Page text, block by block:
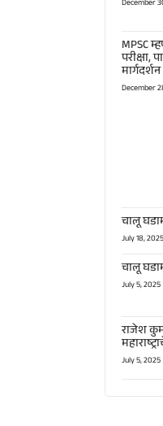
December
MPSC
परीक्षा,
December
चालू
July 18, 2025
चालू
July 5, 2025
राजेश
July 5, 2025